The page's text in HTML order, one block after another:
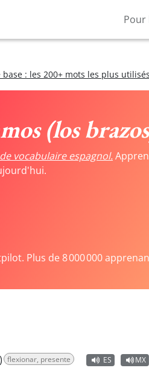
Pour
: les 200+ mots les plus
(los
vocabulaire espagnol.
Plus de 8 000 000
flexionar, presente ES MX